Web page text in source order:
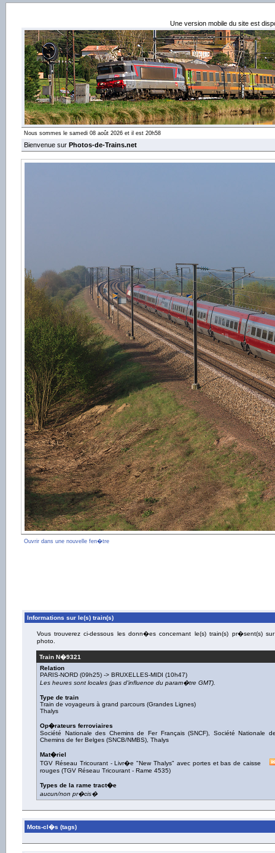
Une version mobile du site est
Nous sommes le samedi 08 août 2026 et il est 20h58
Bienvenue sur Photos-de-Trains.net
Ouvrir dans une nouvelle fen�tre
Informations sur le(s) train(s)
Vous trouverez ci-dessous les donn�es concernant le(s) train(s) pr�sent(s)
photo.
Train N�9321
Relation
PARIS-NORD (09h25) -> BRUXELLES-MIDI (10h47)
Les heures sont locales (pas d'influence du param�tre GMT).
Type de train
Train de voyageurs à grand parcours (Grandes Lignes)
Thalys
Op�rateurs ferroviaires
Société Nationale des Chemins de Fer Français (SNCF)
Société Nationale
Chemins de fer Belges (SNCB/NMBS) Thalys
Mat�riel
TGV Réseau Tricourant-Livr�e "New Thalys" avec portes et bas de caisse
rouges (TGV Réseau Tricourant - Rame 4535)
Types de la rame tract�e
aucun/non pr�cis�
Mots-cl�s (tags)